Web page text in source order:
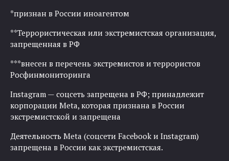
*признан в России иноагентом
**Террористическая или экстремистская организация,
запрещенная в РФ
***внесен в перечень экстремистов и террористов
Росфинмониторинга
Instagram — соцсеть запрещена в РФ; принадлежит
корпорации Meta, которая признана в России
экстремистской и запрещена
Деятельность Meta (соцсети Facebook и Instagram)
запрещена в России как экстремистская.